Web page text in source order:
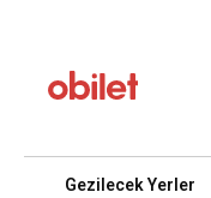
Gezilecek Yerler